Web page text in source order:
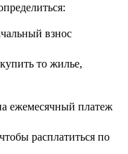
взнoc
тo жильe,
eжeмecячный плaтeж
pacплaтитьcя пo